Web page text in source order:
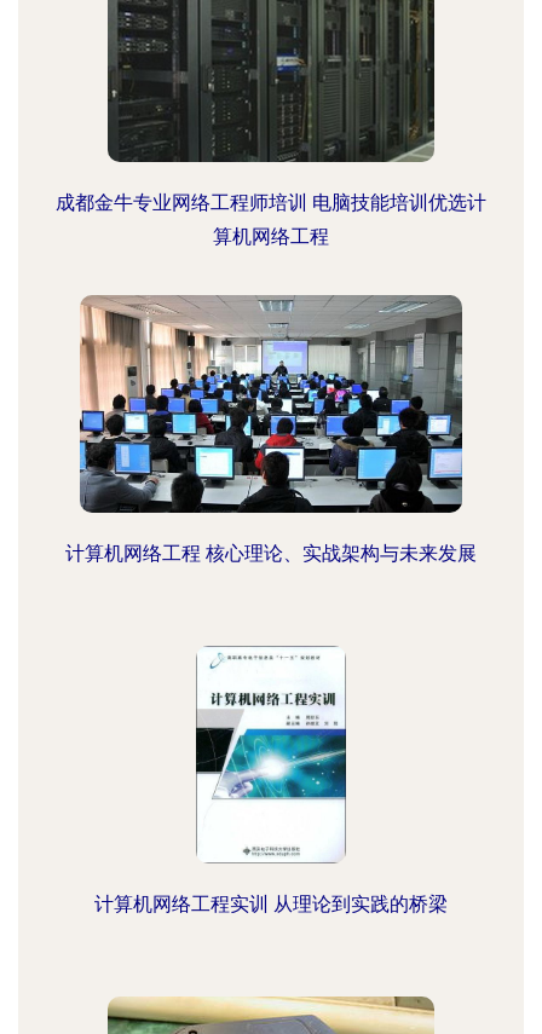
成都金牛专业网络工程师培训 电脑技能培训优选计
算机网络工程
计算机网络工程 核心理论、实战架构与未来发展
计算机网络工程实训 从理论到实践的桥梁